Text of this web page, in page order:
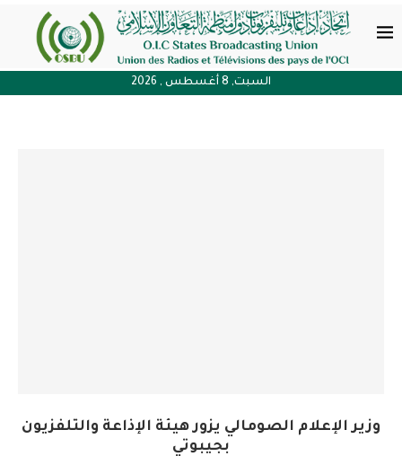
السبت, 8 أغسطس , 2026
وزير الإعلام الصومالي يزور هيئة الإذاعة والتلفزيون
بجيبوتي